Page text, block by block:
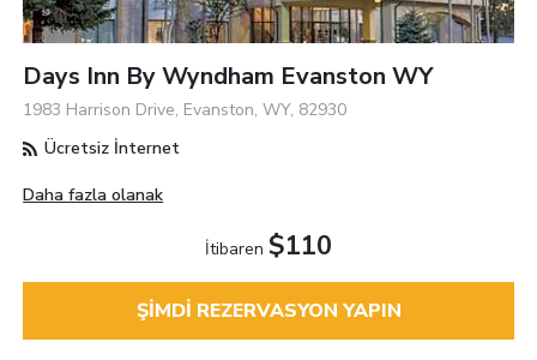
Days Inn By Wyndham Evanston WY
1983 Harrison Drive, Evanston, WY, 82930
Ücretsiz İnternet
Daha fazla olanak
İtibaren $110
ŞIMDI REZERVASYON YAPIN